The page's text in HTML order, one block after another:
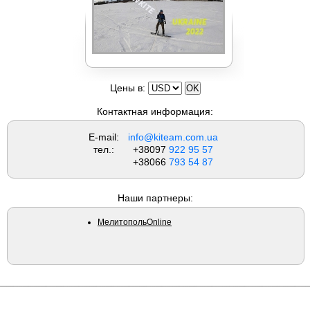
Вейкборды LIQUID FORCE
Цены в:
Контактная информация:
E-mail:
info@kiteam.com.ua
тел.:
+38097 922 95 57
+38066 793 54 87
Наши партнеры:
МелитопольOnline